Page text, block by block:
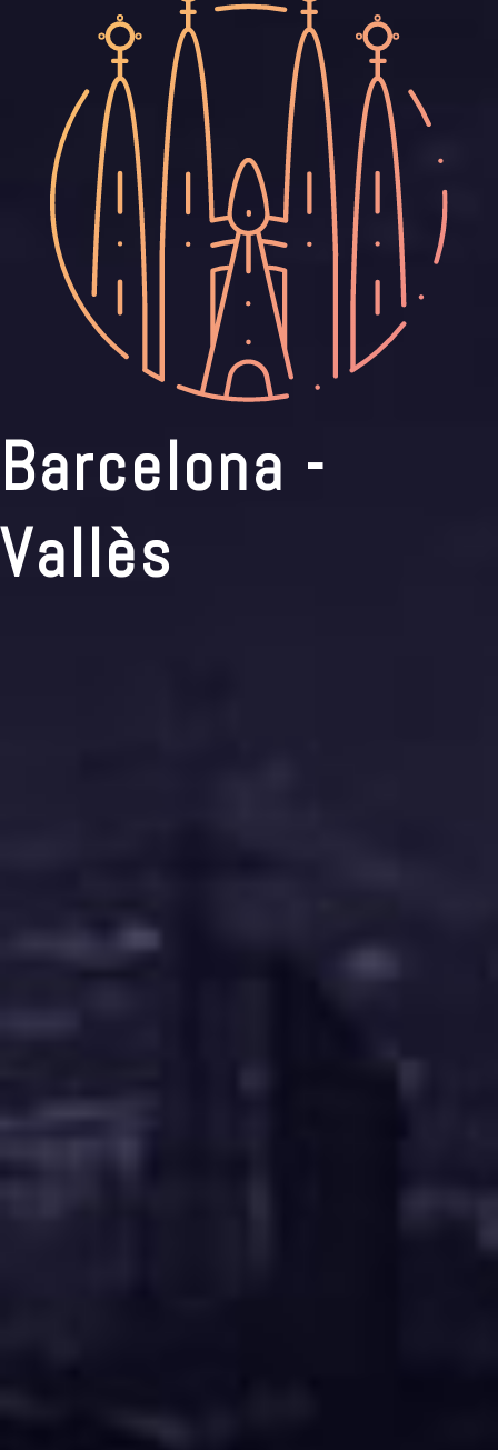
Barcelona -
Vallès